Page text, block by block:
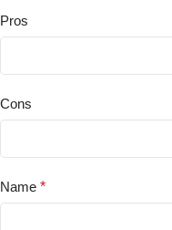
Pros
Cons
Name *